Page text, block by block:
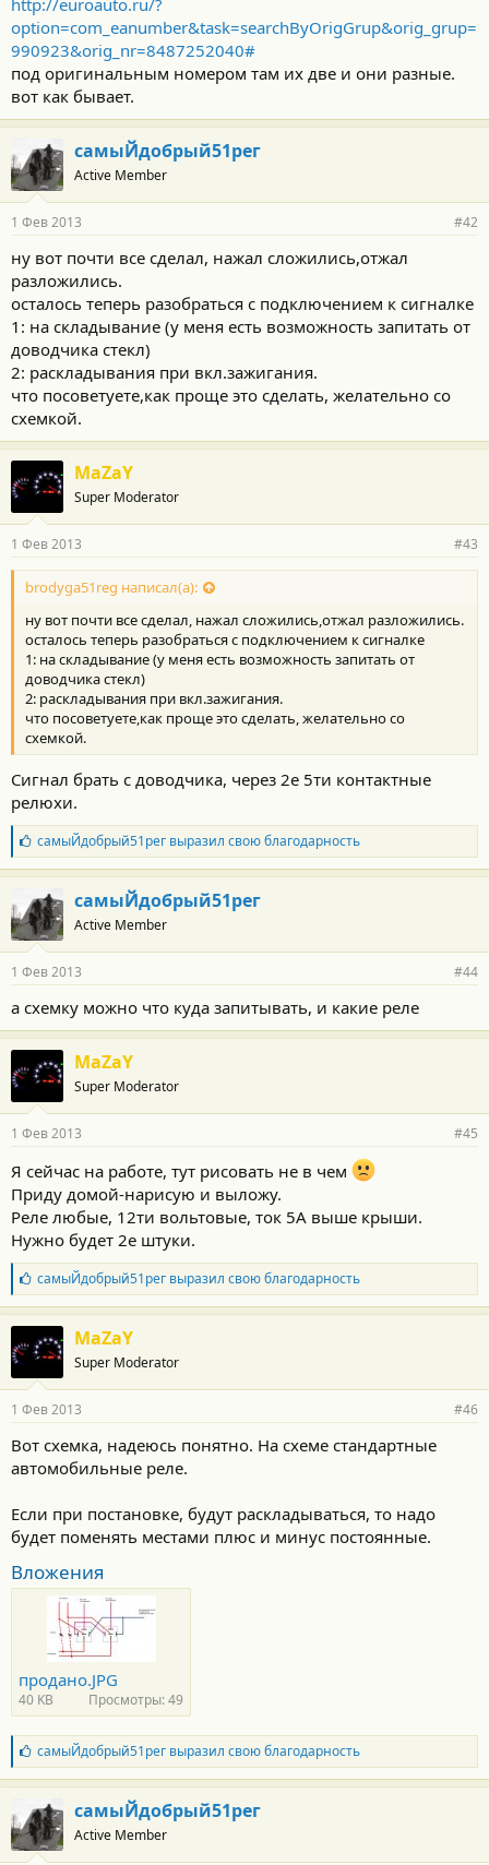
http://euroauto.ru/?
option=com_eanumber&task=searchByOrigGrup&orig_grup=
990923&orig_nr=8487252040#
под оригинальным номером там их две и они разные.
вот как бывает.
самыЙдобрый51рег
Active Member
1 Фев 2013 #42
ну вот почти все сделал, нажал сложились,отжал
разложились.
осталось теперь разобраться с подключением к сигналке
1: на складывание (у меня есть возможность запитать от
доводчика стекл)
2: раскладывания при вкл.зажигания.
что посоветуете,как проще это сделать, желательно со
схемкой.
MaZaY
Super Moderator
1 Фев 2013 #43
brodyga51reg написал(а):
ну вот почти все сделал, нажал сложились,отжал разложились.
осталось теперь разобраться с подключением к сигналке
1: на складывание (у меня есть возможность запитать от
доводчика стекл)
2: раскладывания при вкл.зажигания.
что посоветуете,как проще это сделать, желательно со
схемкой.
Сигнал брать с доводчика, через 2е 5ти контактные
релюхи.
Б
л
а
о
д
а
н
с
т
и
:
самыЙдобрый51регвыразил свою благодарность
самыЙдобрый51рег
Active Member
1 Фев 2013 #44
а схемку можно что куда запитывать, и какие реле
MaZaY
Super Moderator
1 Фев 2013 #45
Я сейчас на работе, тут рисовать не в чем
Приду домой-нарисую и выложу.
Реле любые, 12ти вольтовые, ток 5А выше крыши.
Нужно будет 2е штуки.
Б
л
а
г
о
д
а
н
с
т
самыЙдобрый51регвыразил свою благодарность
MaZaY
Super Moderator
1 Фев 2013 #46
Вот схемка, надеюсь понятно. На схеме стандартные
автомобильные реле.
Если при постановке, будут раскладываться, то надо
будет поменять местами плюс и минус постоянные.
Вложения
продано.JPG
40 KB Просмотры: 49
Б
л
а
о
д
а
самыЙдобрый51регвыразил свою благодарность
самыЙдобрый51рег
Active Member